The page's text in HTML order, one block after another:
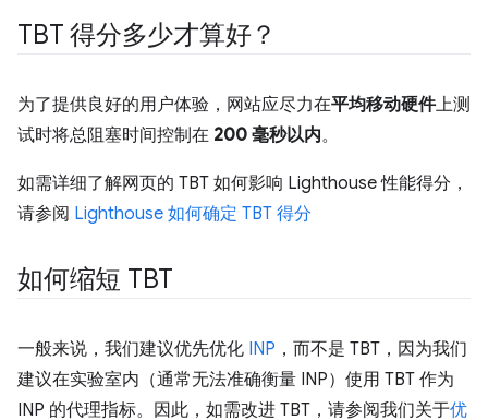
TBT 得分多少才算好？
为了提供良好的用户体验，网站应尽力在平均移动硬件上测
试时将总阻塞时间控制在 200 毫秒以内。
如需详细了解网页的 TBT 如何影响 Lighthouse 性能得分，
请参阅 Lighthouse 如何确定 TBT 得分
如何缩短 TBT
一般来说，我们建议优先优化 INP ，而不是 TBT，因为我们
建议在实验室内（通常无法准确衡量 INP）使用 TBT 作为
INP 的代理指标。因此，如需改进 TBT，请参阅我们关于优